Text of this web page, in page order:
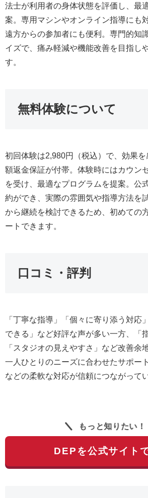
法士が利用者の身体状態を評価し、最
案。専用マシンやオンライン指導にも
遠方からの参加者にも便利。専門的知
イズで、痛み軽減や機能改善を目指し
す。
無料体験について
初回体験は2,980円（税込）で、効果
額返金保証が付帯。体験時にはカウン
を受け、最適なプログラムを提案。公
約ができ、実際の雰囲気や指導方法を
から継続を検討できるため、初めての
ートできます。
口コミ・評判
「丁寧な指導」「個々に寄り添う対応
できる」など好評な声が多い一方、「
「スタジオの見えやすさ」など改善余
一人ひとりのニーズに合わせたサポー
などの柔軟な対応が信頼につながって
もっと知りたい！
DEPを公式サイト